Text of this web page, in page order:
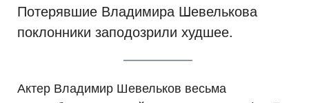
Потерявшие Владимира Шевелькова
поклонники заподозрили худшее.
Актер Владимир Шевельков весьма